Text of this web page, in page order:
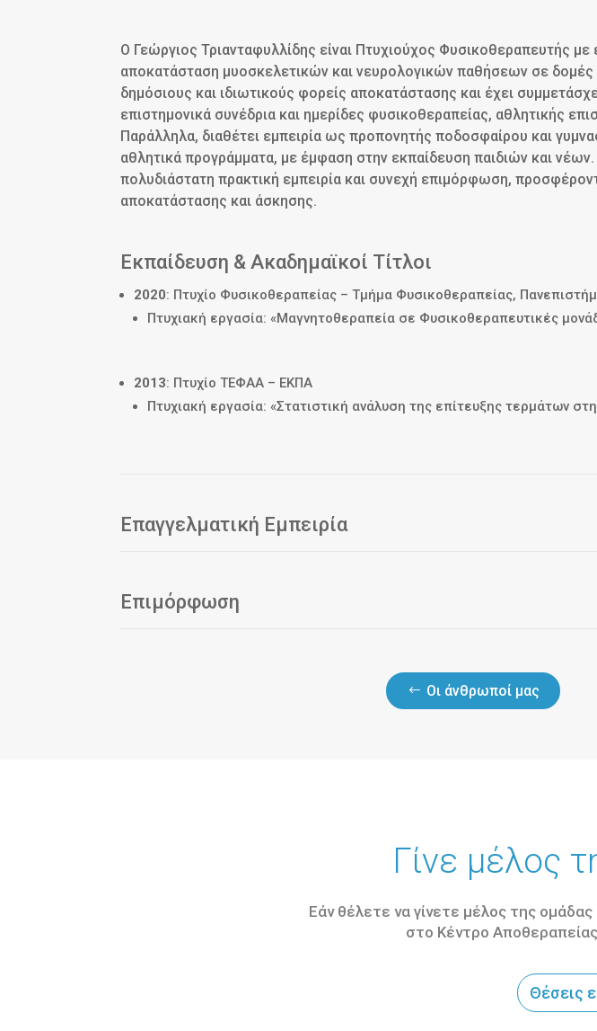
Ο Γεώργιος Τριανταφυλλίδης είναι Πτυχιούχος Φυσικοθεραπευτής με
αποκατάσταση μυοσκελετικών και νευρολογικών παθήσεων σε δομές
δημόσιους και ιδιωτικούς φορείς αποκατάστασης και έχει
επιστημονικά συνέδρια και ημερίδες φυσικοθεραπείας, αθλητικής
Παράλληλα, διαθέτει εμπειρία ως προπονητής ποδοσφαίρου και
αθλητικά προγράμματα, με έμφαση στην εκπαίδευση παιδιών και νέων.
πολυδιάστατη πρακτική εμπειρία και συνεχή επιμόρφωση,
αποκατάστασης και άσκησης.
Εκπαίδευση & Ακαδημαϊκοί Τίτλοι
2020: Πτυχίο Φυσικοθεραπείας – Τμήμα Φυσικοθεραπείας,
Πτυχιακή εργασία: «Μαγνητοθεραπεία σε Φυσικοθεραπευτικές
2013: Πτυχίο ΤΕΦΑΑ – ΕΚΠΑ
Πτυχιακή εργασία: «Στατιστική ανάλυση της επίτευξης τερμάτων
Επαγγελματική Εμπειρία
Επιμόρφωση
Οι άνθρωποί μας
Γίνε μέλος
Εάν θέλετε να γίνετε μέλος της
στο Κέντρο
Θέσεις